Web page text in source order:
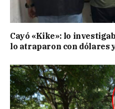
Cayó «Kike»: lo
lo atraparon con dólares